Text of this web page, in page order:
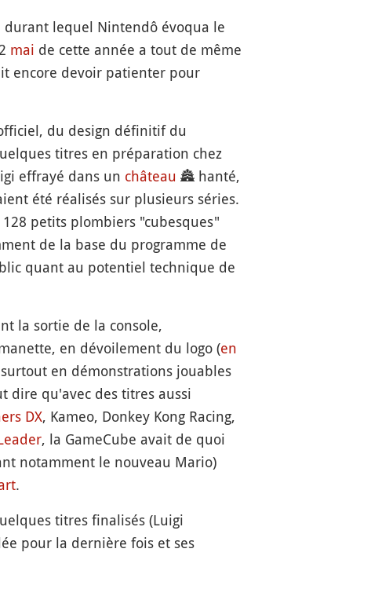
lequel Nintendô évoqua le
mai de cette année a tout de même
encore devoir patienter pour
du design définitif du
titres en préparation chez
effrayé dans un château 🏯hanté,
été réalisés sur plusieurs séries.
petits plombiers "cubesques"
de la base du programme de
quant au potentiel technique de
la sortie de la console,
en dévoilement du logo (en
en démonstrations jouables
dire qu'avec des titres aussi
DX, Kameo, Donkey Kong Racing,
, la GameCube avait de quoi
notamment le nouveau Mario)
.
titres finalisés (Luigi
pour la dernière fois et ses